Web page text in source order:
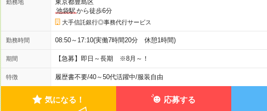
勤務地
東京都豊島区
池袋駅から徒歩6分
大手信託銀行◎事務代行サービス
勤務時間 08:50～17:10(実働7時間20分 休憩1時間)
期間 【急募】即日～長期 ※8月～！
特徴 履歴書不要/40～50代活躍中/服装自由
気になる！ 応募する